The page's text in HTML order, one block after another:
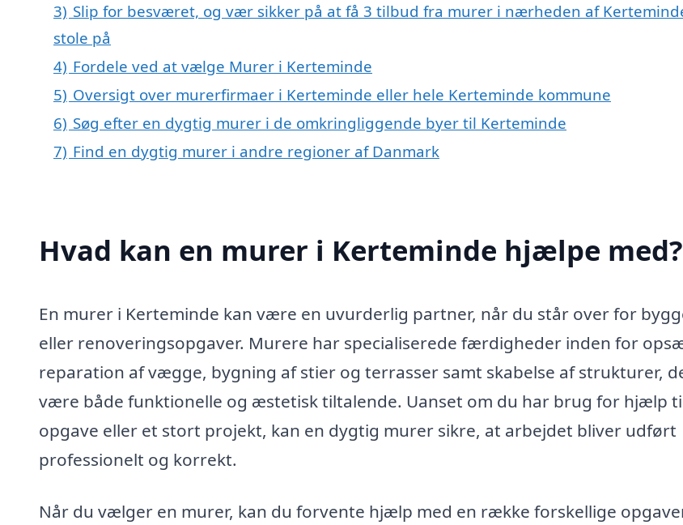
3) Slip for besværet, og vær sikker på at få 3 tilbud fra murer i nærheden af
stole på
4) Fordele ved at vælge Murer i Kerteminde
5) Oversigt over murerfirmaer i Kerteminde eller hele Kerteminde kommune
6) Søg efter en dygtig murer i de omkringliggende byer til Kerteminde
7) Find en dygtig murer i andre regioner af Danmark
Hvad kan en murer i Kerteminde hjælpe med?
En murer i Kerteminde kan være en uvurderlig partner, når du står over for
eller renoveringsopgaver. Murere har specialiserede færdigheder inden for
reparation af vægge, bygning af stier og terrasser samt skabelse af strukturer,
være både funktionelle og æstetisk tiltalende. Uanset om du har brug for hjælp
opgave eller et stort projekt, kan en dygtig murer sikre, at arbejdet bliver udført
professionelt og korrekt.
Når du vælger en murer, kan du forvente hjælp med en række forskellige